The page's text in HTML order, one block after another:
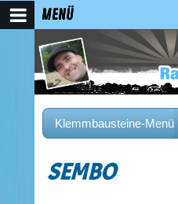
MENÜ
Klemmbausteine-Menü
SEMBO